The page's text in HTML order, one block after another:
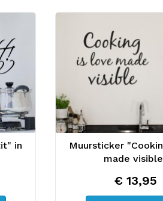
in
Muursticker
made
€ 13,95